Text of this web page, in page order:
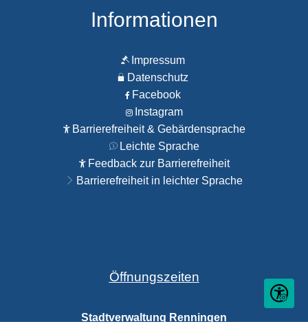
Informationen
Impressum
Datenschutz
Facebook
Instagram
Barrierefreiheit & Gebärdensprache
Leichte Sprache
Feedback zur Barrierefreiheit
Barrierefreiheit in leichter Sprache
Öffnungszeiten
Stadtverwaltung Renningen
Seite